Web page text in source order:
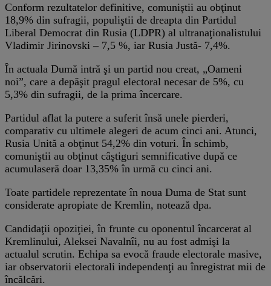
Conform rezultatelor definitive, comuniştii au obţinut
18,9% din sufragii, populiştii de dreapta din Partidul
Liberal Democrat din Rusia (LDPR) al ultranaţionalistului
Vladimir Jirinovski – 7,5 %, iar Rusia Justă- 7,4%.
În actuala Dumă intră şi un partid nou creat, „Oameni
noi”, care a depăşit pragul electoral necesar de 5%, cu
5,3% din sufragii, de la prima încercare.
Partidul aflat la putere a suferit însă unele pierderi,
comparativ cu ultimele alegeri de acum cinci ani. Atunci,
Rusia Unită a obţinut 54,2% din voturi. În schimb,
comuniştii au obţinut câştiguri semnificative după ce
acumulaseră doar 13,35% în urmă cu cinci ani.
Toate partidele reprezentate în noua Duma de Stat sunt
considerate apropiate de Kremlin, notează dpa.
Candidaţii opoziţiei, în frunte cu oponentul încarcerat al
Kremlinului, Aleksei Navalnîi, nu au fost admişi la
actualul scrutin. Echipa sa evocă fraude electorale masive,
iar observatorii electorali independenţi au înregistrat mii de
încălcări.